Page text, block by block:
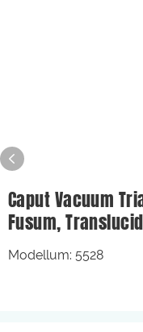
Caput Vacuum
Fusum,
Modellum: 5528